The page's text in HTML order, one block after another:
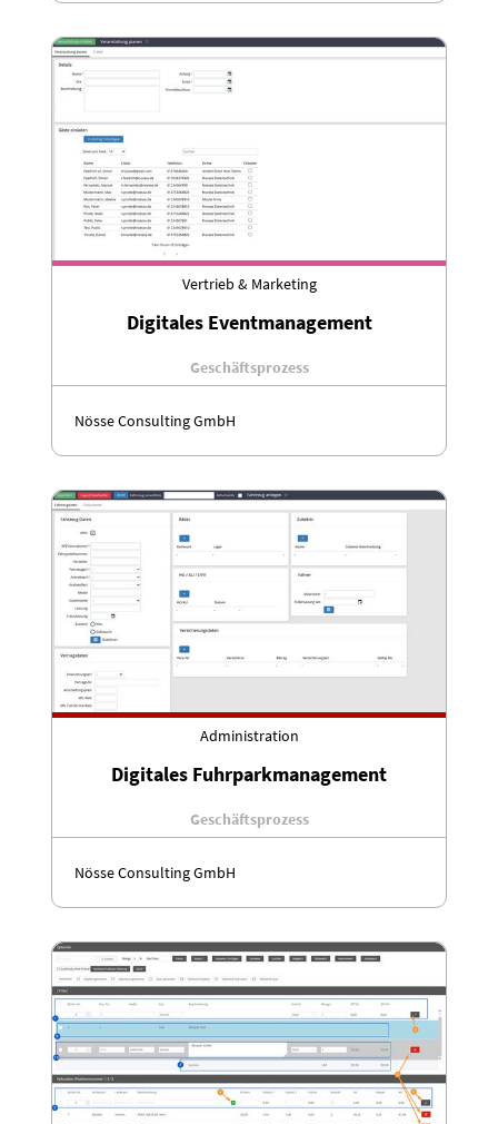
Vertrieb & Marketing
Digitales Eventmanagement
Geschäftsprozess
Nösse Consulting GmbH
Administration
Digitales Fuhrparkmanagement
Geschäftsprozess
Nösse Consulting GmbH